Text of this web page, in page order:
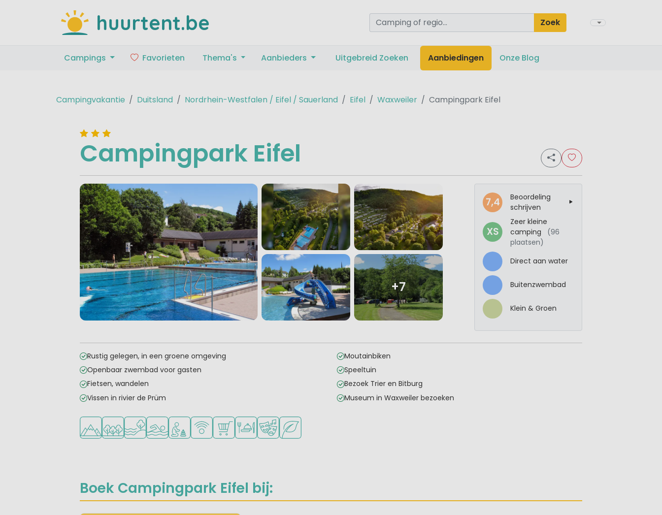
huurtent.be Zoek
Campings Favorieten Thema's Aanbieders Uitgebreid Zoeken Aanbiedingen Onze Blog
Campingvakantie Duitsland Nordrhein-Westfalen / Eifel / Sauerland Eifel Waxweiler Campingpark Eifel
Campingpark Eifel
+7
7,4
Beoordeling
schrijven
XS
Zeer kleine
camping
(96
plaatsen)
Direct aan water
Buitenzwembad
Klein & Groen
Rustig gelegen, in een groene omgeving
Openbaar zwembad voor gasten
Fietsen, wandelen
Vissen in rivier de Prüm
Moutainbiken
Speeltuin
Bezoek Trier en Bitburg
Museum in Waxweiler bezoeken
Ligt in de heuvels/bergen
Ligt in een bosrijke omgeving
Ligt bij het water
Openlucht zwembad
Aanbevolen voor jonge kinderen
WiFi beschikbaar
Campingwinkel/Supermarkt
Restaurant of pizzeria
Animatieprogramma
Groene ligging
Boek Campingpark Eifel bij: